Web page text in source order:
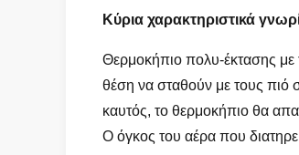
Κύρια χαρακτηριστικά
Θερμοκήπιο πολυ-έκτασης με
θέση να σταθούν με τους πιό
καυτός, το θερμοκήπιο θα
Ο όγκος του αέρα που